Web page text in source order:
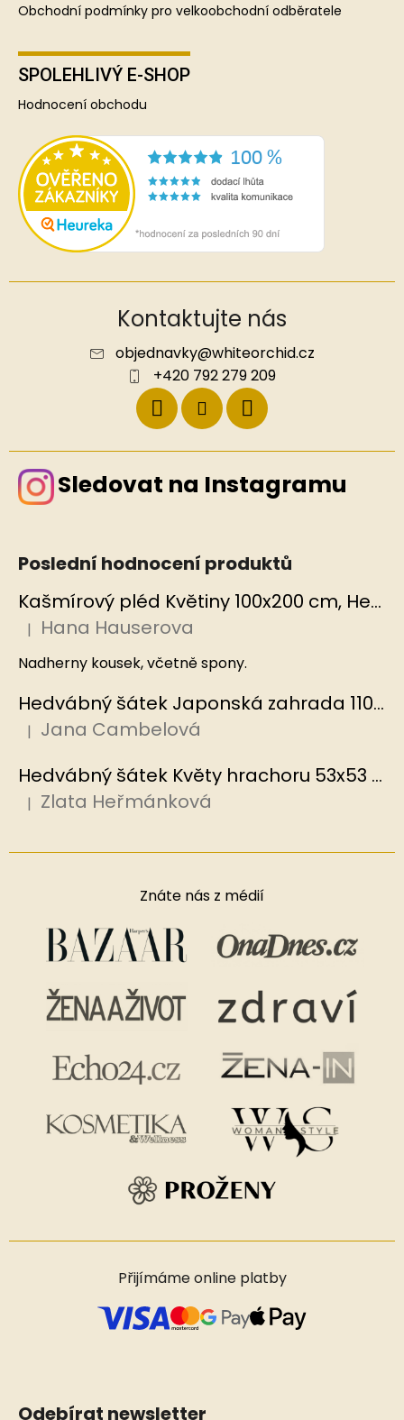
Obchodní podmínky pro velkoobchodní odběratele
SPOLEHLIVÝ E-SHOP
Hodnocení obchodu
Kontaktujte nás
objednavky@whiteorchid.cz
+420 792 279 209
Sledovat na Instagramu
Poslední hodnocení produktů
Kašmírový pléd Květiny 100x200 cm, Hedvábný svět
Hodnocení produktu je 5 z 5 hvězdiček.
| Hana Hauserova
Nadherny kousek, včetně spony.
Hedvábný šátek Japonská zahrada 110x110 cm v dárkovém balení, HEDVÁBNÝ SVĚT
Hodnocení produktu je 5 z 5 hvězdiček.
| Jana Cambelová
Hedvábný šátek Květy hrachoru 53x53 cm v dárkovém balení, HEDVÁBNÝ SVĚT
Hodnocení produktu je 5 z 5 hvězdiček.
| Zlata Heřmánková
Znáte nás z médií
Přijímáme online platby
Odebírat newsletter